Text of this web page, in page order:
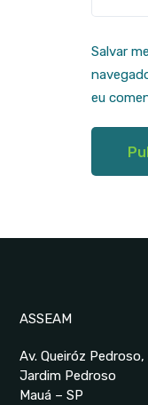
Salvar
eu
ASSEAM
Av. Queiróz
Jardim Pedroso
Mauá – SP